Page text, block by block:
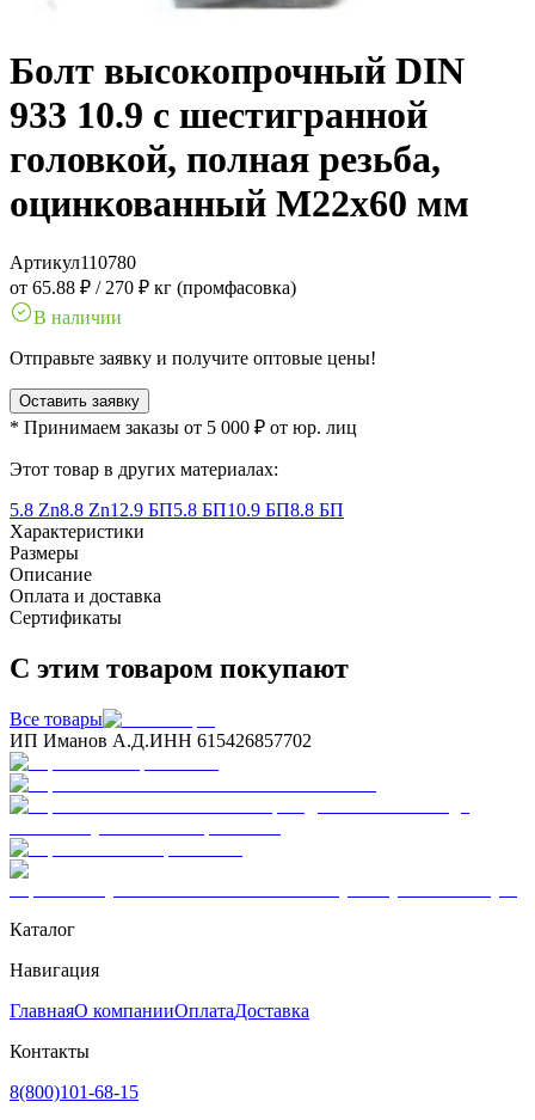
Болт высокопрочный DIN
933 10.9 с шестигранной
головкой, полная резьба,
оцинкованный M22x60 мм
Артикул110780
от 65.88 ₽ / 270 ₽ кг (промфасовка)
В наличии
Отправьте заявку и получите оптовые цены!
Оставить заявку
* Принимаем заказы от 5 000 ₽ от юр. лиц
Этот товар в других материалах:
5.8 Zn8.8 Zn12.9 БП5.8 БП10.9 БП8.8 БП
Характеристики
Размеры
Описание
Оплата и доставка
Сертификаты
С этим товаром покупают
Все товары
ИП Иманов А.Д.ИНН 615426857702
Каталог
Навигация
ГлавнаяО компанииОплатаДоставка
Контакты
8(800)101-68-15